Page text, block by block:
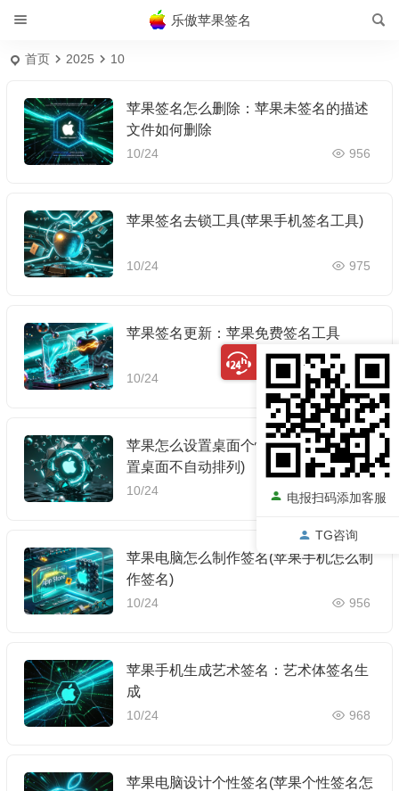
乐傲苹果签名
首页 2025 10
苹果签名怎么删除：苹果未签名的描述
文件如何删除
10/24 956
苹果签名去锁工具(苹果手机签名工具)
10/24 975
苹果签名更新：苹果免费签名工具
10/24 969
苹果怎么设置桌面个性签名(苹果怎么设
置桌面不自动排列)
10/24 978
苹果电脑怎么制作签名(苹果手机怎么制
作签名)
10/24 956
苹果手机生成艺术签名：艺术体签名生
成
10/24 968
苹果电脑设计个性签名(苹果个性签名怎
电报扫码添加客服
TG咨询